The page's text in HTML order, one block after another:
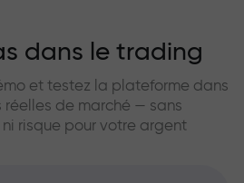
dans le trading
et testez la plateforme dans
réelles de marché — sans
risque pour votre argent